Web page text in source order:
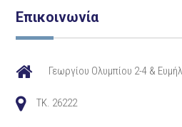
Επικοινωνία
Γεωργίου Ολυμπίου 2-4 &
TK. 26222